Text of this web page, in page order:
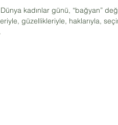
kadınlar günü, “bağyan”
güzellikleriyle, haklarıyla,